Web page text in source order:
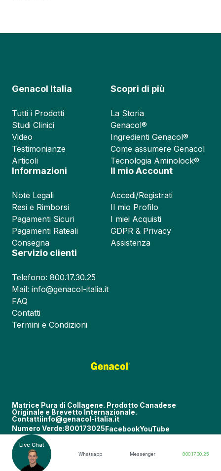
Live Chat
Whatsapp Messenger 800.17.30.25
Genacol Italia
Tutti i Prodotti
Studi Clinici
Video
Testimonianze
Articoli
Scopri di più
La Storia
Genacol®
Ingredienti Genacol®
Come assumere Genacol
Tecnologia Aminolock®
Informazioni
Note Legali
Resi e Rimborsi
Pagamenti Sicuri
Pagamenti Rateali
Consegna
Il mio Account
Accedi/Registrati
Il mio Profilo
I miei Acquisti
GDPR & Privacy
Assistenza
Servizio clienti
Telefono: 800.17.30.25
Mail: info@genacol-italia.it
FAQ
Contatti
Termini e Condizioni
Matrice Pura di Collagene. Prodotto Canadese
Originale e Brevetto Internazionale.
Contattiinfo@genacol-italia.it
Numero Verde:800173025FacebookYouTube